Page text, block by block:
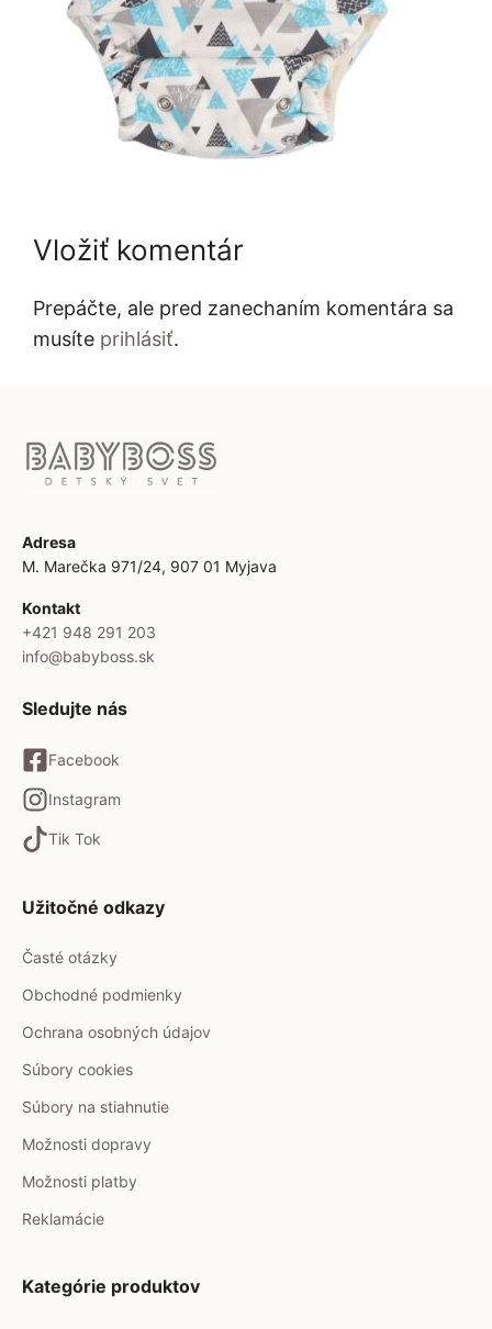
Vložiť komentár
Prepáčte, ale pred zanechaním komentára sa
musíte prihlásiť.
Adresa
M. Marečka 971/24, 907 01 Myjava
Kontakt
+421 948 291 203
info@babyboss.sk
Sledujte nás
Facebook
Instagram
Tik Tok
Užitočné odkazy
Časté otázky
Obchodné podmienky
Ochrana osobných údajov
Súbory cookies
Súbory na stiahnutie
Možnosti dopravy
Možnosti platby
Reklamácie
Kategórie produktov